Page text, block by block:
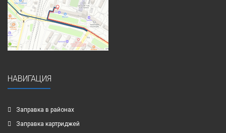
НАВИГАЦИЯ
Заправка в районах
Заправка картриджей